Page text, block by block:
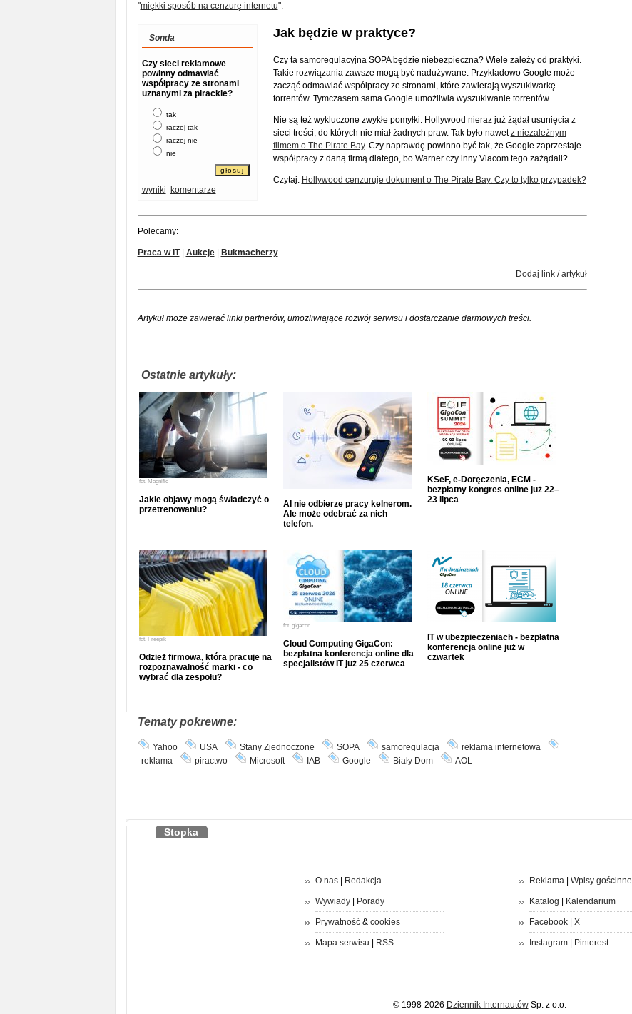
"miękki sposób na cenzurę internetu".
Sonda
Czy sieci reklamowe
powinny odmawiać
współpracy ze stronami
uznanymi za pirackie?
tak
raczej tak
raczej nie
nie
wyniki komentarze
Jak będzie w praktyce?
Czy ta samoregulacyjna SOPA będzie niebezpieczna? Wiele zależy od praktyki.
Takie rozwiązania zawsze mogą być nadużywane. Przykładowo Google może
zacząć odmawiać współpracy ze stronami, które zawierają wyszukiwarkę
torrentów. Tymczasem sama Google umożliwia wyszukiwanie torrentów.
Nie są też wykluczone zwykłe pomyłki. Hollywood nieraz już żądał usunięcia z
sieci treści, do których nie miał żadnych praw. Tak było nawetz niezależnym
filmem o The Pirate Bay. Czy naprawdę powinno być tak, że Google zaprzestaje
współpracy z daną firmą dlatego, bo Warner czy inny Viacom tego zażądali?
Czytaj: Hollywood cenzuruje dokument o The Pirate Bay. Czy to tylko przypadek?
Polecamy:
Praca w IT| Aukcje| Bukmacherzy
Dodaj link / artykuł
Artykuł może zawierać linki partnerów, umożliwiające rozwój serwisu i dostarczanie darmowych treści.
Ostatnie artykuły:
fot. Magnific
Jakie objawy mogą świadczyć o
przetrenowaniu?
AI nie odbierze pracy kelnerom.
Ale może odebrać za nich
telefon.
KSeF, e-Doręczenia, ECM -
bezpłatny kongres online już 22–
23 lipca
fot. Freepik
Odzież firmowa, która pracuje na
rozpoznawalność marki - co
wybrać dla zespołu?
fot. gigacon
Cloud Computing GigaCon:
bezpłatna konferencja online dla
specjalistów IT już 25 czerwca
IT w ubezpieczeniach - bezpłatna
konferencja online już w
czwartek
Tematy pokrewne:
Yahoo USA Stany Zjednoczone SOPA samoregulacja
reklama internetowa
reklama
piractwo Microsoft IAB Google Biały Dom AOL
Stopka
O nas| Redakcja
Wywiady| Porady
Prywatność& cookies
Mapa serwisu RSS
Reklama| Wpisy gościnne
Katalog Kalendarium
Facebook| X
Instagram| Pinterest
© 1998-2026 Dziennik InternautówSp. z o.o.